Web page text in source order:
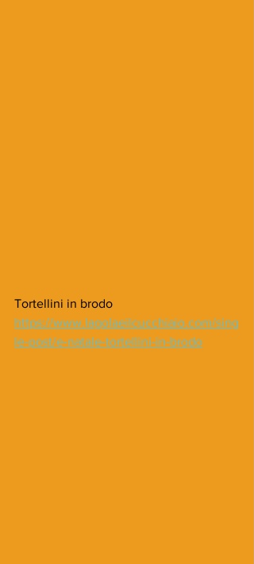
Tortellini in brodo
https://www.lagolaeilcucchiaio.com/sing
le-post/e-natale-tortellini-in-brodo